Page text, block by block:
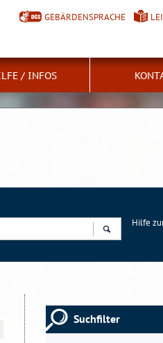
GEBÄRDENSPRACHE
/ INFOS
Hilfe
Suchfilter